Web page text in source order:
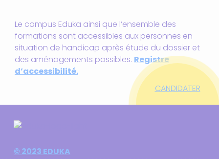
Le campus Eduka ainsi que l’ensemble des
formations sont accessibles aux personnes en
situation de handicap après étude du dossier et
des aménagements possibles. Registre
d’accessibilité.
CANDIDATER
© 2023 EDUKA